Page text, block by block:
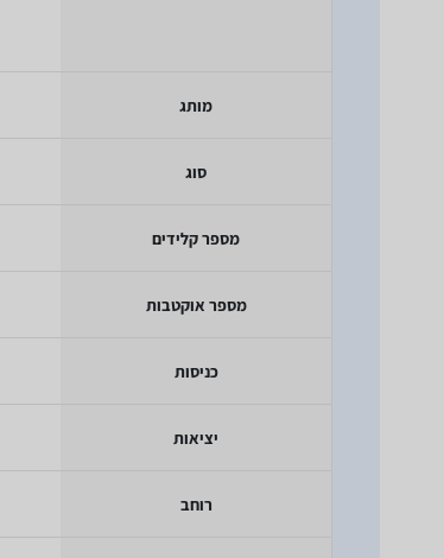
מותג
סוג
מספר קלידים
מספר אוקטבות
כניסות
יציאות
רוחב